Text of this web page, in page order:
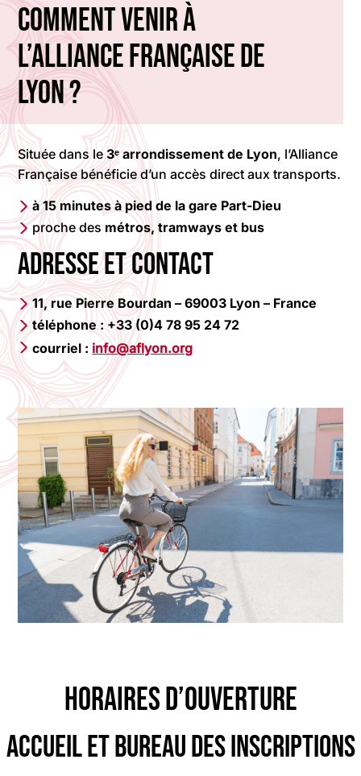
Comment venir à
l’Alliance Française de
Lyon ?
Située dans le3ᵉ arrondissement de Lyon, l’Alliance
Française bénéficie d’un accès direct aux transports.
à 15 minutes à pied de la gare Part-Dieu
proche des métros, tramways et bus
Adresse et contact
11, rue Pierre Bourdan – 69003 Lyon – France
téléphone : +33 (0)4 78 95 24 72
courriel : info@aflyon.org
Horaires d’ouverture
Accueil et bureau des inscriptions